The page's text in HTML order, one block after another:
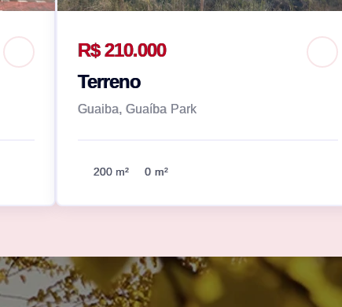
R$ 210.000
Terreno
Guaiba, Guaíba Park
200 m² 0 m²